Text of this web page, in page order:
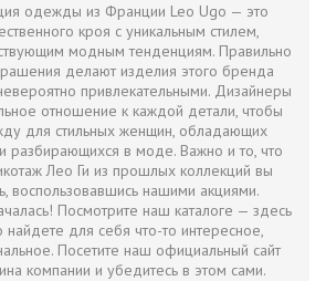
одежды из Франции Leo Ugo — это
кроя с уникальным стилем,
модным тенденциям. Правильно
делают изделия этого бренда
привлекательными. Дизайнеры
отношение к каждой детали, чтобы
для стильных женщин, обладающих
разбирающихся в моде. Важно и то, что
Лео Ги из прошлых коллекций вы
воспользовавшись нашими акциями.
Посмотрите наш каталоге — здесь
найдете для себя что-то интересное,
Посетите наш официальный сайт
компании и убедитесь в этом сами.